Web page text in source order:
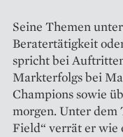
Seine Themen
Beratertätigkeit
spricht bei
Markterfolgs bei
Champions sowie
morgen. Unter
Field“ verrät er wie